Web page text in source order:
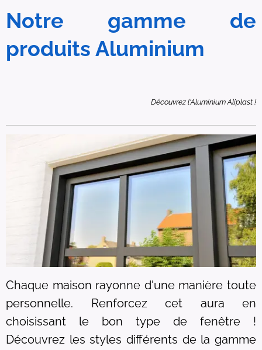
Notre gamme de
produits Aluminium
Découvrez l'Aluminium Aliplast !
Chaque maison rayonne d'une manière toute
personnelle. Renforcez cet aura en
choisissant le bon type de fenêtre !
Découvrez les styles différents de la gamme